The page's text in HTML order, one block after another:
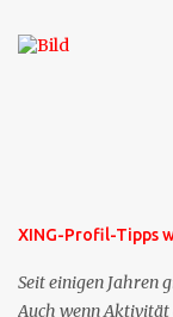
XING-Profil-Tipps
Seit einigen Jahren
Auch wenn Aktivität